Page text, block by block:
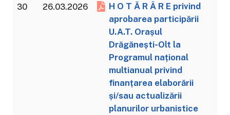
30 26.03.2026
H O T Ă R Â R E privind
aprobarea participării
U.A.T. Orașul
Drăgănești-Olt la
Programul național
multianual privind
finanțarea elaborării
și/sau actualizării
planurilor urbanistice